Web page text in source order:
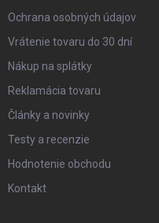
Ochrana osobných údajov
Vrátenie tovaru do 30 dní
Nákup na splátky
Reklamácia tovaru
Články a novinky
Testy a recenzie
Hodnotenie obchodu
Kontakt